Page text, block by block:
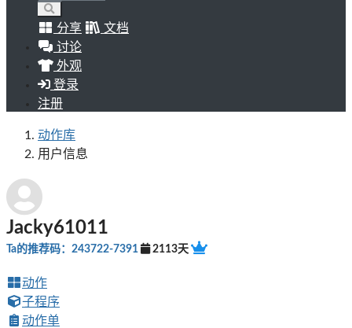
分享
文档
讨论
外观
登录
注册
动作库
用户信息
Jacky61011
Ta的推荐码：243722-7391 2113天
动作
子程序
动作单